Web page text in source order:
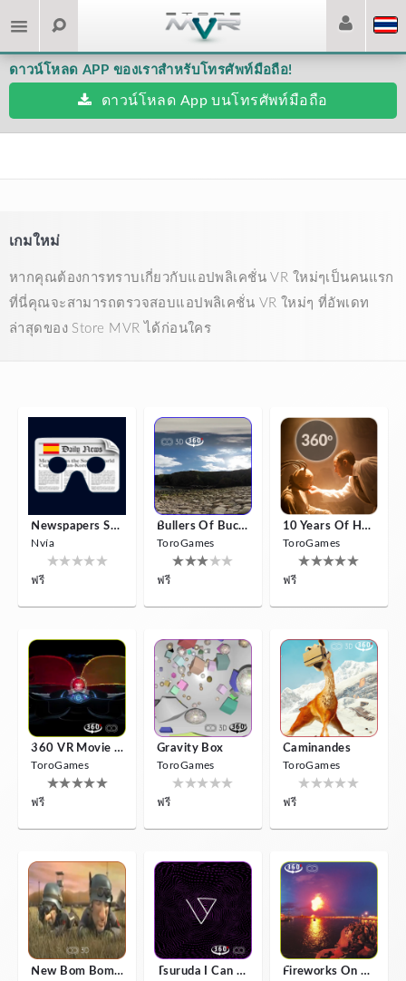
ดาวน์โหลด APP ของเราสำหรับโทรศัพท์มือถือ!
ดาวน์โหลด App บนโทรศัพท์มือถือ
เกมใหม่
หากคุณต้องการทราบเกี่ยวกับแอปพลิเคชั่น VR ใหม่ๆเป็นคนแรก
ที่นี่คุณจะสามารถตรวจสอบแอปพลิเคชั่น VR ใหม่ๆ ที่อัพเดท
ล่าสุดของ Store MVR ได้ก่อนใคร
Newspapers Spain VR
Nvía
ฟรี
Bullers Of Buchan Aberdeen
ToroGames
ฟรี
10 Years Of Horror Nights
ToroGames
ฟรี
360 VR Movie Experience
ToroGames
ฟรี
Gravity Box
ToroGames
ฟรี
Caminandes
ToroGames
ฟรี
New Bom Bom Vr SBS 2020 Tsuruda I Can Get Really Crazy Fireworks On Victory Day